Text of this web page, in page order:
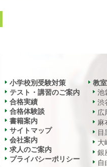
小学校別受験対策
テスト・講習のご案内
合格実績
合格体験談
書籍案内
サイトマップ
会社案内
求人のご案内
プライバシーポリシー
教
池
渋
広
麻
目
大
銀
自